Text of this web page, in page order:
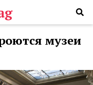
музеи